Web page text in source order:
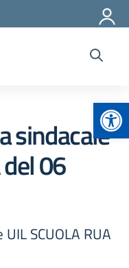
sindacale
del 06
SCUOLA RUA